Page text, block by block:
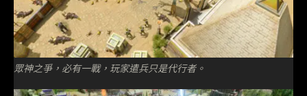
眾神之爭，必有一戰，玩家遣兵只是代行者。